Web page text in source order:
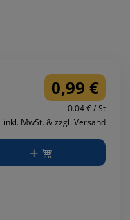
0,99 €
0.04 € / St
inkl. MwSt. & zzgl. Versand